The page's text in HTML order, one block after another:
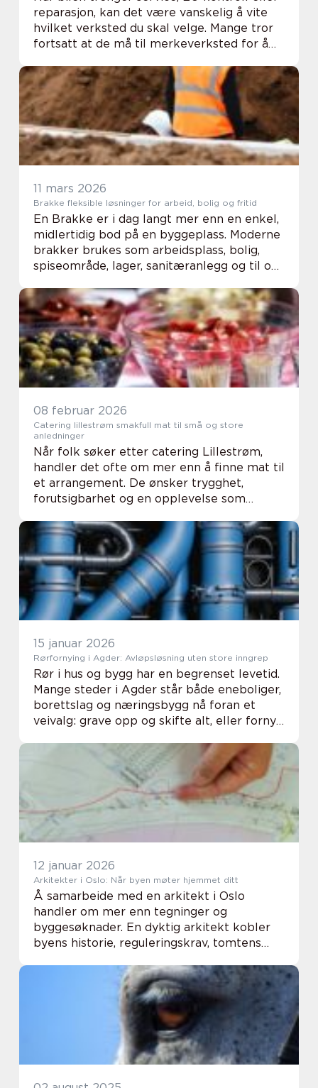
reparasjon, kan det være vanskelig å vite
hvilket verksted du skal velge. Mange tror
fortsatt at de må til merkeverksted for å
eller sikre god kvalitet. Slik er det...
11 mars 2026
Brakke fleksible løsninger for arbeid, bolig og fritid
En Brakke er i dag langt mer enn en enkel,
midlertidig bod på en byggeplass. Moderne
brakker brukes som arbeidsplass, bolig,
spiseområde, lager, sanitæranlegg og til og
hjulbaserte vogner eller faste moduler som
løftes...
08 februar 2026
Catering lillestrøm smakfull mat til små og store
anledninger
Når folk søker etter catering Lillestrøm,
handler det ofte om mer enn å finne mat til
et arrangement. De ønsker trygghet,
forutsigbarhet og en opplevelse som
i Lillestrøm-området skal derfor levere
både smak...
15 januar 2026
Rørfornying i Agder: Avløpsløsning uten store inngrep
Rør i hus og bygg har en begrenset levetid.
Mange steder i Agder står både eneboliger,
borettslag og næringsbygg nå foran et
veivalg: grave opp og skifte alt, eller fornye
12 januar 2026
Arkitekter i Oslo: Når byen møter hjemmet ditt
Å samarbeide med en arkitekt i Oslo
handler om mer enn tegninger og
byggesøknader. En dyktig arkitekt kobler
byens historie, reguleringskrav, tomtens
Resultatet kan bli en bolig elle...